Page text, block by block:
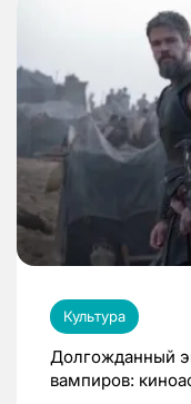
Культура
Долгожданный
вампиров: